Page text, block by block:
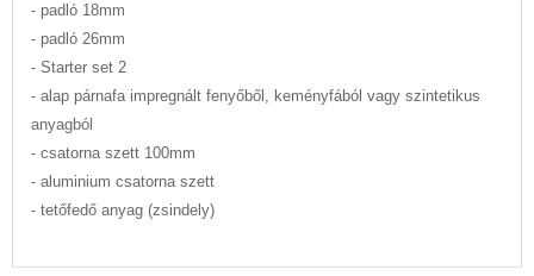
- padló 18mm
- padló 26mm
- Starter set 2
- alap párnafa impregnált fenyőből, keményfából vagy szintetikus
anyagból
- csatorna szett 100mm
- aluminium csatorna szett
- tetőfedő anyag (zsindely)